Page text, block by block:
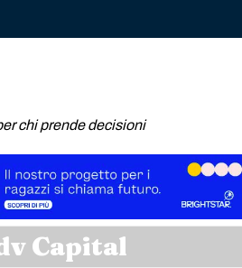
chi prende decisioni
Capital